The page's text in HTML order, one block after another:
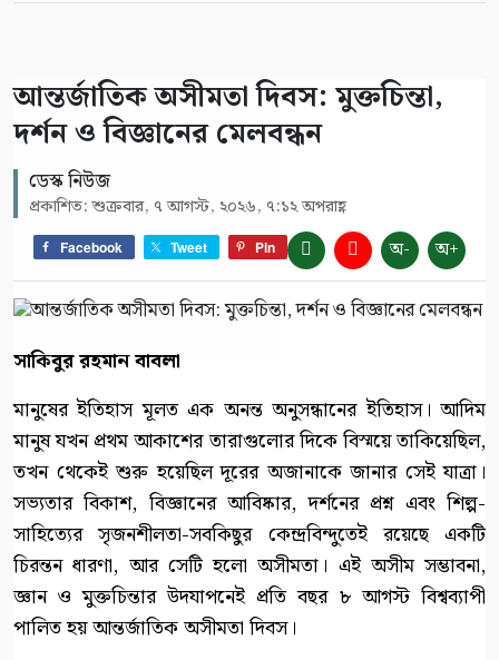
আন্তর্জাতিক অসীমতা দিবস: মুক্তচিন্তা,
দর্শন ও বিজ্ঞানের মেলবন্ধন
ডেস্ক নিউজ
প্রকাশিত: শুক্রবার, ৭ আগস্ট, ২০২৬, ৭:১২ অপরাহ্ণ
Facebook Tweet Pin অ- অ+
সাকিবুর রহমান বাবলা
মানুষের ইতিহাস মূলত এক অনন্ত অনুসন্ধানের ইতিহাস। আদিম
মানুষ যখন প্রথম আকাশের তারাগুলোর দিকে বিস্ময়ে তাকিয়েছিল,
তখন থেকেই শুরু হয়েছিল দূরের অজানাকে জানার সেই যাত্রা।
সভ্যতার বিকাশ, বিজ্ঞানের আবিষ্কার, দর্শনের প্রশ্ন এবং শিল্প-
সাহিত্যের সৃজনশীলতা-সবকিছুর কেন্দ্রবিন্দুতেই রয়েছে একটি
চিরন্তন ধারণা, আর সেটি হলো অসীমতা। এই অসীম সম্ভাবনা,
জ্ঞান ও মুক্তচিন্তার উদযাপনেই প্রতি বছর ৮ আগস্ট বিশ্বব্যাপী
পালিত হয় আন্তর্জাতিক অসীমতা দিবস।